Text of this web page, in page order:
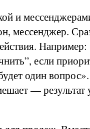
и
мессенджер.
если
один
—